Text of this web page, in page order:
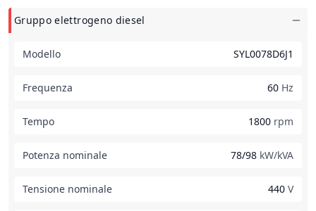
Gruppo elettrogeno diesel
Modello SYL0078D6J1
Frequenza 60 Hz
Tempo 1800 rpm
Potenza nominale 78/98 kW/kVA
Tensione nominale 440 V